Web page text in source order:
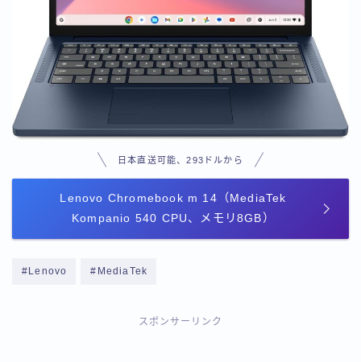
日本直送可能、293ドルから
Lenovo Chromebook m 14（MediaTek
Kompanio 540 CPU、メモリ8GB）
#Lenovo #MediaTek
スポンサーリンク